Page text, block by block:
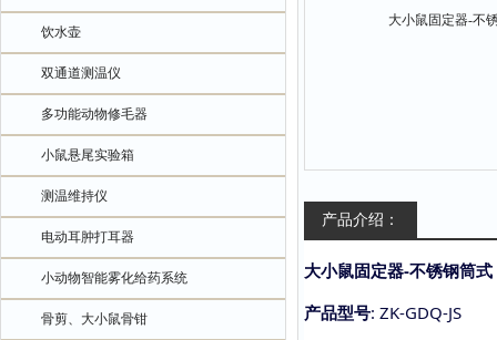
饮水壶
双通道测温仪
多功能动物修毛器
小鼠悬尾实验箱
测温维持仪
电动耳肿打耳器
小动物智能雾化给药系统
骨剪、大小鼠骨钳
产品介绍：
大小鼠固定器-不锈钢筒式
产品型号: ZK-GDQ-JS